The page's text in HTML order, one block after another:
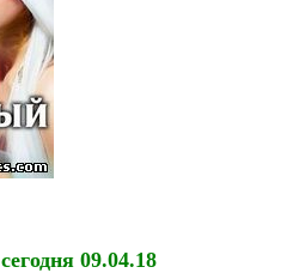
сегодня 09.04.18